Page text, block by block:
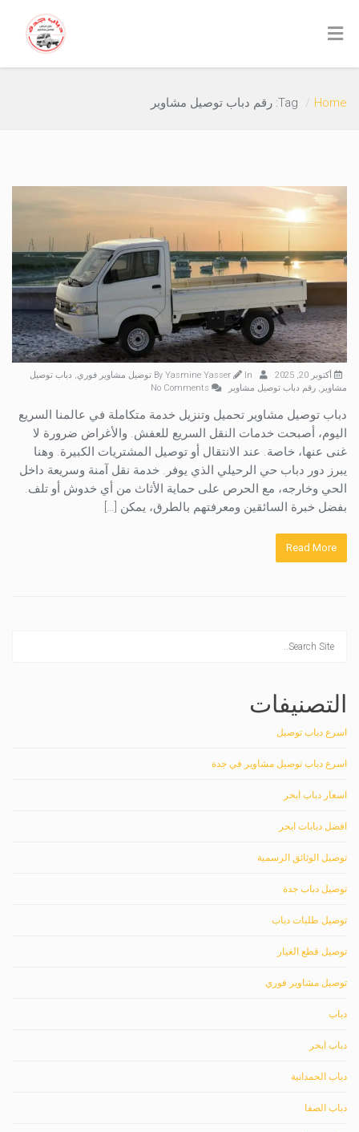
Home Tag: رقم دباب توصيل مشاوير
أكتوبر 20, 2025 Yasmine Yasser In توصيل مشاوير فوري, دباب توصيل
مشاوير , رقم دباب توصيل مشاوير
دباب توصيل مشاوير تحميل وتنزيل خدمة متكاملة في عالمنا السريع
اليوم، أصبحت خدمات النقل السريع للعفش. والأغراض ضرورة لا
غنى عنها، خاصة. عند الانتقال أو توصيل المشتريات الكبيرة. وهنا
يبرز دور دباب حي الرحيلي الذي يوفر. خدمة نقل آمنة وسريعة داخل
الحي وخارجه، مع الحرص على حماية الأثاث من أي خدوش أو تلف.
بفضل خبرة السائقين ومعرفتهم بالطرق، يمكن […]
Read More
التصنيفات
اسرع دباب توصيل
اسرع دباب توصيل مشاوير في جدة
اسعار دباب ابحر
افضل دبابات ابحر
توصيل الوثائق الرسمية
توصيل دباب جدة
توصيل طلبات دباب
توصيل قطع الغيار
توصيل مشاوير فوري
دباب
دباب ابحر
دباب الحمدانية
دباب الصفا